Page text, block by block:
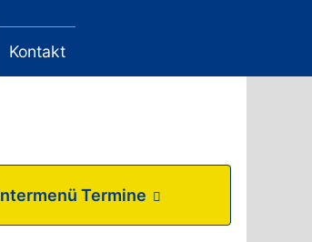
Kontakt
Termine